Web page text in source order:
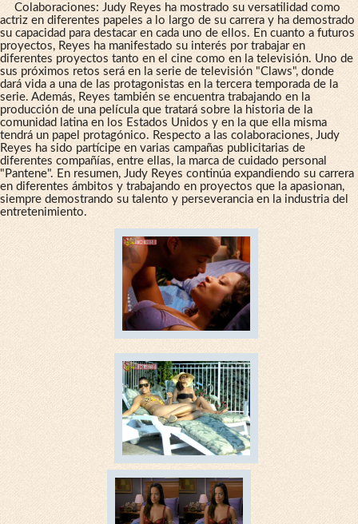
Colaboraciones: Judy Reyes ha mostrado su versatilidad como
actriz en diferentes papeles a lo largo de su carrera y ha demostrado
su capacidad para destacar en cada uno de ellos. En cuanto a futuros
proyectos, Reyes ha manifestado su interés por trabajar en
diferentes proyectos tanto en el cine como en la televisión. Uno de
sus próximos retos será en la serie de televisión "Claws", donde
dará vida a una de las protagonistas en la tercera temporada de la
serie. Además, Reyes también se encuentra trabajando en la
producción de una película que tratará sobre la historia de la
comunidad latina en los Estados Unidos y en la que ella misma
tendrá un papel protagónico. Respecto a las colaboraciones, Judy
Reyes ha sido partícipe en varias campañas publicitarias de
diferentes compañías, entre ellas, la marca de cuidado personal
"Pantene". En resumen, Judy Reyes continúa expandiendo su carrera
en diferentes ámbitos y trabajando en proyectos que la apasionan,
siempre demostrando su talento y perseverancia en la industria del
entretenimiento.